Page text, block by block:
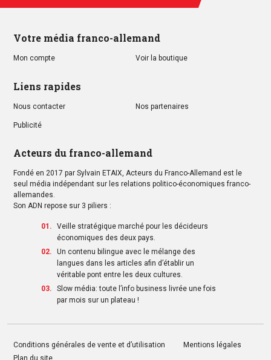
Votre média franco-allemand
Mon compte Voir la boutique
Liens rapides
Nous contacter Nos partenaires
Publicité
Acteurs du franco-allemand
Fondé en 2017 par Sylvain ETAIX, Acteurs du Franco-Allemand est le
seul média indépendant sur les relations politico-économiques franco-
allemandes.
Son ADN repose sur 3 piliers :
Veille stratégique marché pour les décideurs
économiques des deux pays.
Un contenu bilingue avec le mélange des
langues dans les articles afin d’établir un
véritable pont entre les deux cultures.
Slow média: toute l’info business livrée une fois
par mois sur un plateau !
Conditions générales de vente et d’utilisation
Mentions légales